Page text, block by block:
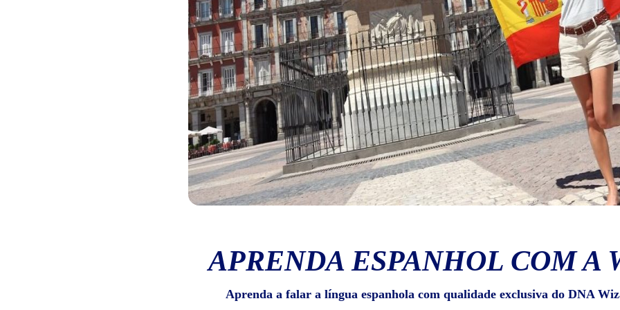
APRENDA ESPANHOL COM A
Aprenda a falar a língua espanhola com qualidade exclusiva do DNA